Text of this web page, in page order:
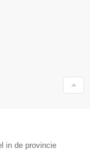
in de provincie